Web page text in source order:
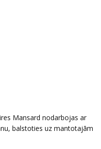
Mansard nodarbojas ar
balstoties uz mantotajām